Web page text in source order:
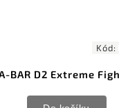
KA-